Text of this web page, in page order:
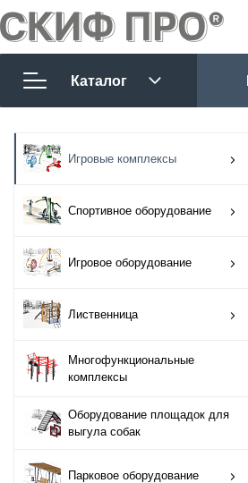
Каталог
оборудование
Игровое
оборудование
Лиственница
Многофункциональные
комплексы
Оборудование
площадок для
выгула собак
Игровые комплексы
Спортивное оборудование
Игровое оборудование
Лиственница
Многофункциональные
комплексы
Оборудование площадок для
выгула собак
Парковое оборудование